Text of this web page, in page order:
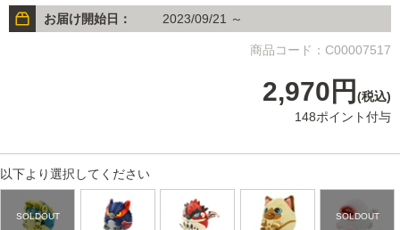
お届け開始日： 2023/09/21 ～
商品コード：C00007517
2,970円 (税込)
148ポイント付与
以下より選択してください